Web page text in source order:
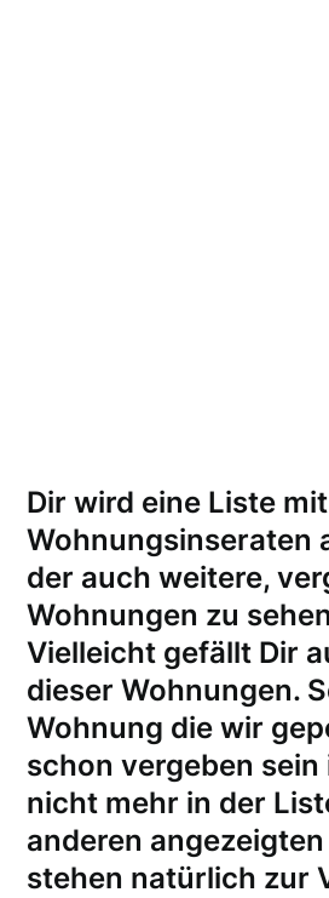
Dir wird eine Liste mit
Wohnungsinseraten
der auch weitere,
Wohnungen zu
Vielleicht gefällt Dir
dieser Wohnungen.
Wohnung die wir
schon vergeben sein
nicht mehr in der
anderen
stehen natürlich zur